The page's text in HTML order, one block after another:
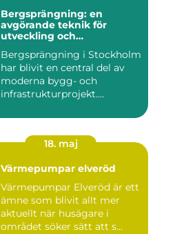
Bergsprängning: en
avgörande teknik för
utveckling och
Bergsprängning i Stockholm
har blivit en central del av
moderna bygg- och
infrastrukturprojekt....
18. maj
Värmepumpar elveröd
Värmepumpar Elveröd är ett
ämne som blivit allt mer
aktuellt när husägare i
området söker sätt att s...